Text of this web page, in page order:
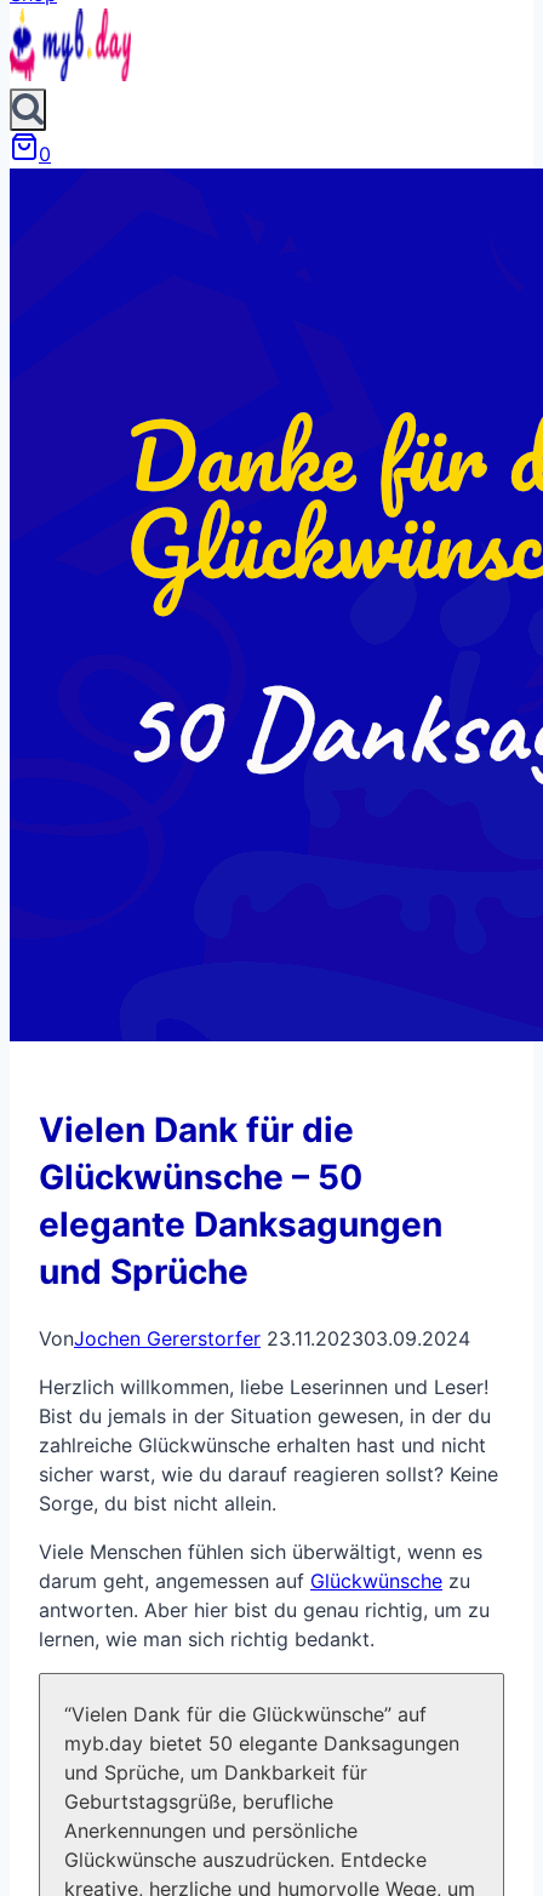
0
Vielen Dank für die
Glückwünsche – 50
elegante Danksagungen
und Sprüche
VonJochen Gererstorfer 23.11.202303.09.2024
Herzlich willkommen, liebe Leserinnen und Leser!
Bist du jemals in der Situation gewesen, in der du
zahlreiche Glückwünsche erhalten hast und nicht
sicher warst, wie du darauf reagieren sollst? Keine
Sorge, du bist nicht allein.
Viele Menschen fühlen sich überwältigt, wenn es
darum geht, angemessen auf Glückwünsche zu
antworten. Aber hier bist du genau richtig, um zu
lernen, wie man sich richtig bedankt.
“Vielen Dank für die Glückwünsche” auf
myb.day bietet 50 elegante Danksagungen
und Sprüche, um Dankbarkeit für
Geburtstagsgrüße, berufliche
Anerkennungen und persönliche
Glückwünsche auszudrücken. Entdecke
kreative, herzliche und humorvolle Wege, um